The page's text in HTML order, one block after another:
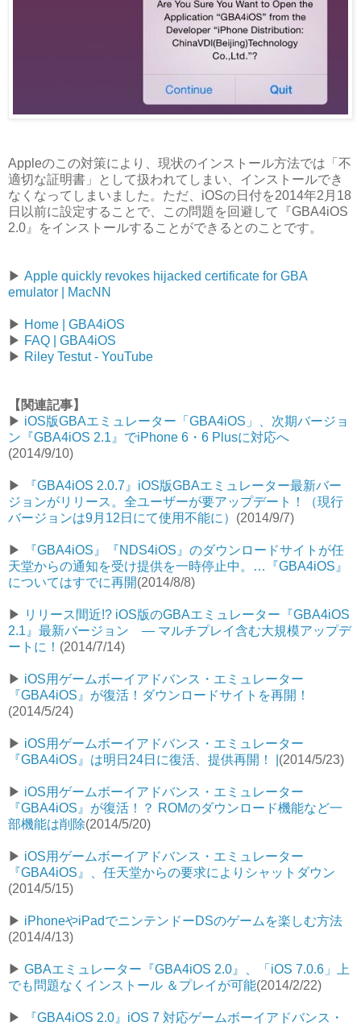
Appleのこの対策により、現状のインストール方法では「不
適切な証明書」として扱われてしまい、インストールでき
なくなってしまいました。ただ、iOSの日付を2014年2月18
日以前に設定することで、この問題を回避して『GBA4iOS
2.0』をインストールすることができるとのことです。
▶ Apple quickly revokes hijacked certificate for GBA
emulator | MacNN
▶ Home | GBA4iOS
▶ FAQ | GBA4iOS
▶ Riley Testut - YouTube
【関連記事】
▶︎ iOS版GBAエミュレーター「GBA4iOS」、次期バージョ
ン『GBA4iOS 2.1』でiPhone 6・6 Plusに対応へ
(2014/9/10)
▶︎
『GBA4iOS 2.0.7』iOS版GBAエミュレーター最新バー
ジョンがリリース。全ユーザーが要アップデート！（現行
バージョンは9月12日にて使用不能に） (2014/9/7)
▶︎
『GBA4iOS』『NDS4iOS』のダウンロードサイトが任
天堂からの通知を受け提供を一時停止中。…『GBA4iOS』
についてはすでに再開(2014/8/8)
▶︎ リリース間近!? iOS版のGBAエミュレーター『GBA4iOS
2.1』最新バージョン — マルチプレイ含む大規模アップデ
ートに！ (2014/7/14)
▶︎ iOS用ゲームボーイアドバンス・エミュレーター
『GBA4iOS』が復活！ダウンロードサイトを再開！
(2014/5/24)
▶︎ iOS用ゲームボーイアドバンス・エミュレーター
『GBA4iOS』は明日24日に復活、提供再開！ | (2014/5/23)
▶︎ iOS用ゲームボーイアドバンス・エミュレーター
『GBA4iOS』が復活！？ ROMのダウンロード機能など一
部機能は削除(2014/5/20)
▶︎ iOS用ゲームボーイアドバンス・エミュレーター
『GBA4iOS』、任天堂からの要求によりシャットダウン
(2014/5/15)
▶︎ iPhoneやiPadでニンテンドーDSのゲームを楽しむ方法
(2014/4/13)
▶︎ GBAエミュレーター『GBA4iOS 2.0』、「iOS 7.0.6」上
でも問題なくインストール ＆プレイが可能(2014/2/22)
▶︎
『GBA4iOS 2.0』iOS 7 対応ゲームボーイアドバンス・